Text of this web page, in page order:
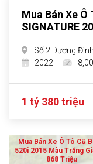
Mua Bán Xe Ô
SIGNATURE
Số 2 Dương
2022
1 tỷ 380 triệu
Mua Bán Xe Ô Tô Cũ
520i 2015 Màu Trắng
868 Triệu